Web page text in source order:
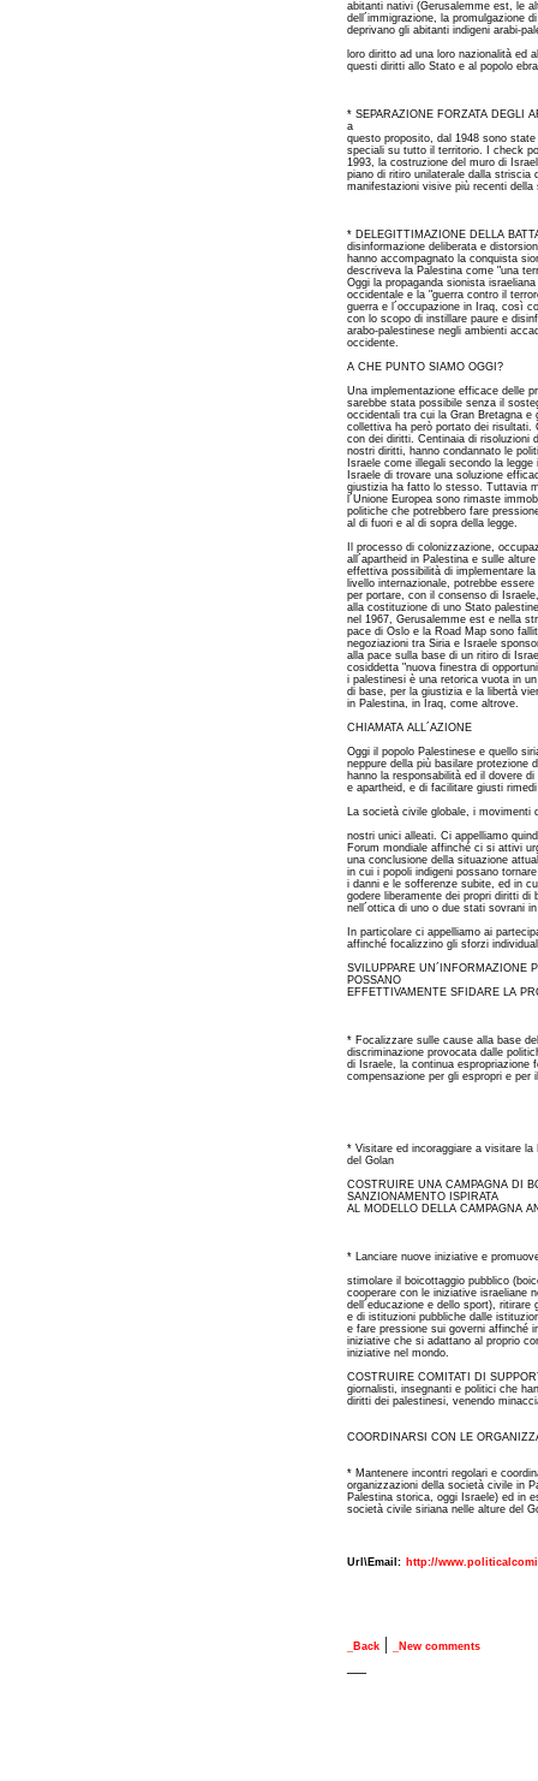
abitanti nativi (Gerusalemme est, le
dell´immigrazione, la promulgazione
deprivano gli abitanti indigeni arabi-
loro diritto ad una loro nazionalità ed
questi diritti allo Stato e al popolo
* SEPARAZIONE FORZATA DEGLI
a
questo proposito, dal 1948 sono
speciali su tutto il territorio. I check
1993, la costruzione del muro di
piano di ritiro unilaterale dalla striscia
manifestazioni visive più recenti della
* DELEGITTIMAZIONE DELLA
disinformazione deliberata e
hanno accompagnato la conquista
descriveva la Palestina come "una
Oggi la propaganda sionista
occidentale e la "guerra contro il
guerra e l´occupazione in Iraq, così
con lo scopo di instillare paure e
arabo-palestinese negli ambienti
occidente.
A CHE PUNTO SIAMO OGGI?
Una implementazione efficace delle
sarebbe stata possibile senza il
occidentali tra cui la Gran Bretagna
collettiva ha però portato dei risultati.
con dei diritti. Centinaia di risoluzioni
nostri diritti, hanno condannato le
Israele come illegali secondo la
Israele di trovare una soluzione
giustizia ha fatto lo stesso. Tuttavia
l´Unione Europea sono rimaste
politiche che potrebbero fare
al di fuori e al di sopra della legge.
Il processo di colonizzazione,
all´apartheid in Palestina e sulle
effettiva possibilità di implementare
livello internazionale, potrebbe
per portare, con il consenso di
alla costituzione di uno Stato
nel 1967, Gerusalemme est e nella
pace di Oslo e la Road Map sono
negoziazioni tra Siria e Israele
alla pace sulla base di un ritiro di
cosiddetta "nuova finestra di
i palestinesi è una retorica vuota in
di base, per la giustizia e la libertà
in Palestina, in Iraq, come altrove.
CHIAMATA ALL´AZIONE
Oggi il popolo Palestinese e quello
neppure della più basilare protezione
hanno la responsabilità ed il dovere
e apartheid, e di facilitare giusti
La società civile globale, i movimenti
nostri unici alleati. Ci appelliamo
Forum mondiale affinché ci si attivi
una conclusione della situazione
in cui i popoli indigeni possano
i danni e le sofferenze subite, ed in
godere liberamente dei propri diritti di
nell´ottica di uno o due stati sovrani
In particolare ci appelliamo ai
affinché focalizzino gli sforzi
SVILUPPARE UN´INFORMAZIONE
POSSANO
EFFETTIVAMENTE SFIDARE LA
* Focalizzare sulle cause alla base
discriminazione provocata dalle
di Israele, la continua espropriazione
compensazione per gli espropri e per
* Visitare ed incoraggiare a visitare
del Golan
COSTRUIRE UNA CAMPAGNA DI
SANZIONAMENTO ISPIRATA
AL MODELLO DELLA CAMPAGNA
* Lanciare nuove iniziative e
stimolare il boicottaggio pubblico
cooperare con le iniziative israeliane
dell´educazione e dello sport),
e di istituzioni pubbliche dalle
e fare pressione sui governi affinché
iniziative che si adattano al proprio
iniziative nel mondo.
COSTRUIRE COMITATI DI
giornalisti, insegnanti e politici che
diritti dei palestinesi, venendo
COORDINARSI CON LE
* Mantenere incontri regolari e
organizzazioni della società civile in
Palestina storica, oggi Israele) ed in
società civile siriana nelle alture del
Url\Email: http://
_Back | _New comments